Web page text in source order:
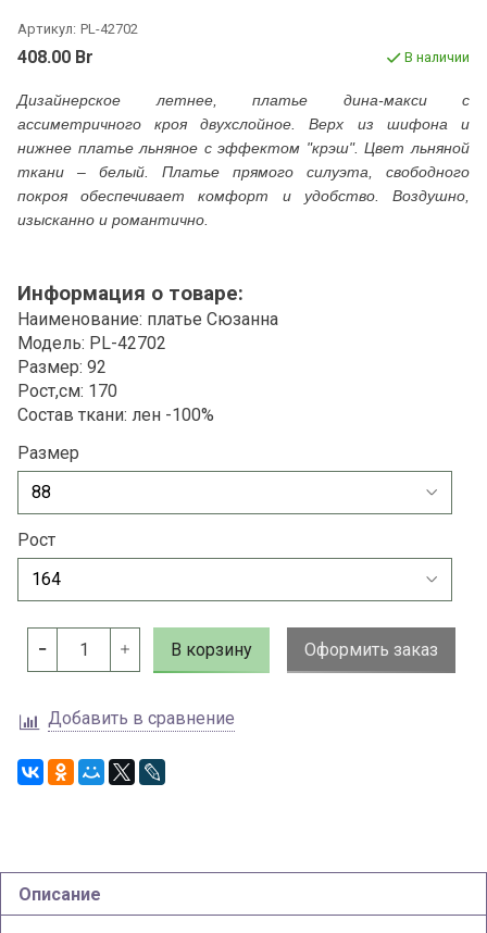
Артикул: PL-42702
408.00 Br В наличии
Дизайнерское летнее, платье дина-макси с
ассиметричного кроя двухслойное. Верх из шифона и
нижнее платье льняное с эффектом "крэш". Цвет льняной
ткани – белый. Платье прямого силуэта, свободного
покроя обеспечивает комфорт и удобство. Воздушно,
изысканно и романтично.
Информация о товаре:
Наименование: платье Сюзанна
Модель: PL-42702
Размер: 92
Рост,см: 170
Состав ткани: лен -100%
Размер
Рост
В корзину Оформить заказ
Добавить в сравнение
Описание